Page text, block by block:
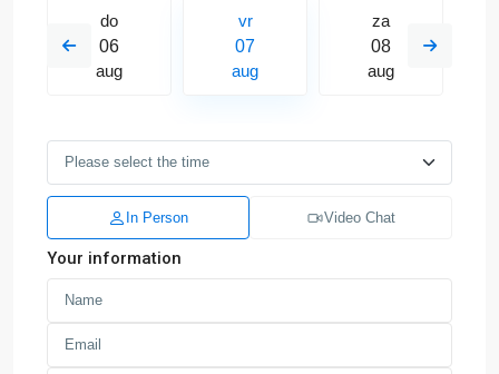
do
06
aug
vr
07
aug
za
08
aug
In Person Video Chat
Your information